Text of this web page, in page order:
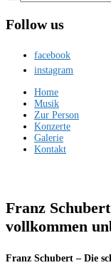
Follow us
facebook
instagram
Home
Musik
Zur Person
Konzerte
Galerie
Kontakt
Franz
vollkommen
Franz Schubert – Die